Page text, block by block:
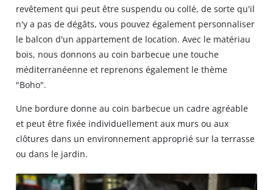
revêtement qui peut être suspendu ou collé, de sorte qu'il
n'y a pas de dégâts, vous pouvez également personnaliser
le balcon d'un appartement de location. Avec le matériau
bois, nous donnons au coin barbecue une touche
méditerranéenne et reprenons également le thème
"Boho".
Une bordure donne au coin barbecue un cadre agréable
et peut être fixée individuellement aux murs ou aux
clôtures dans un environnement approprié sur la terrasse
ou dans le jardin.